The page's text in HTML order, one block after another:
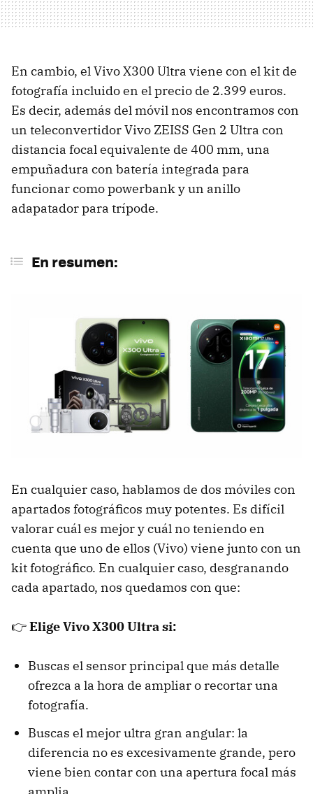
En cambio, el Vivo X300 Ultra viene con el kit de
fotografía incluido en el precio de 2.399 euros.
Es decir, además del móvil nos encontramos con
un teleconvertidor Vivo ZEISS Gen 2 Ultra con
distancia focal equivalente de 400 mm, una
empuñadura con batería integrada para
funcionar como powerbank y un anillo
adapatador para trípode.
En resumen:
En cualquier caso, hablamos de dos móviles con
apartados fotográficos muy potentes. Es difícil
valorar cuál es mejor y cuál no teniendo en
cuenta que uno de ellos (Vivo) viene junto con un
kit fotográfico. En cualquier caso, desgranando
cada apartado, nos quedamos con que:
👉Elige Vivo X300 Ultra si:
Buscas el sensor principal que más detalle
ofrezca a la hora de ampliar o recortar una
fotografía.
Buscas el mejor ultra gran angular: la
diferencia no es excesivamente grande, pero
viene bien contar con una apertura focal más